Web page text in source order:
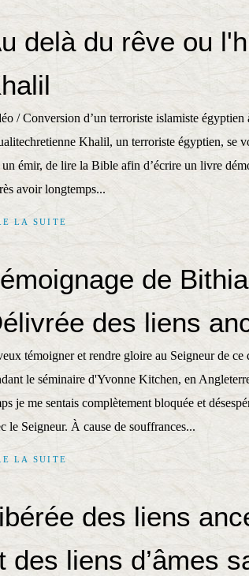
delà du rêve ou
/ Conversion d’un terroriste islamiste égyptien
Khalil, un terroriste égyptien, se
un émir, de lire la Bible afin d’écrire un livre
avoir longtemps...
LA SUITE
de
des liens
témoigner et rendre gloire au Seigneur de
le séminaire d'Yvonne Kitchen, en
je me sentais complètement bloquée et
le Seigneur. À cause de souffrances...
LA SUITE
des liens
des liens d’âmes